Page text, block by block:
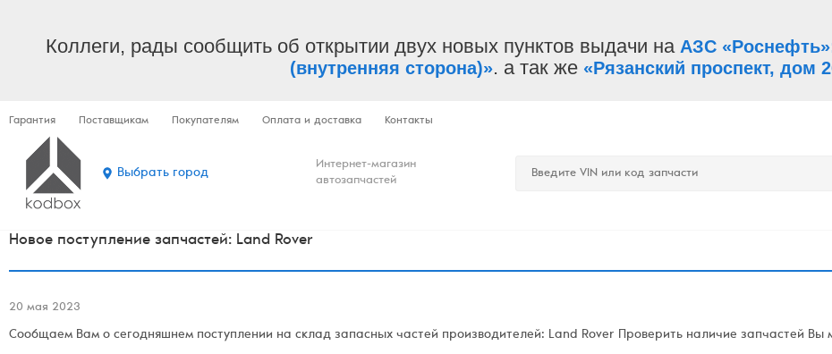
Коллеги, рады сообщить об открытии двух новых пунктов выдачи на АЗС
(внутренняя сторона)». а так же «Рязанский проспект, дом
Гарантия Поставщикам Покупателям Оплата и доставка Контакты
Выбрать город
Интернет-магазин
автозапчастей
Новое поступление запчастей: Land Rover
20 мая 2023
Сообщаем Вам о сегодняшнем поступлении на склад запасных частей производителей: Land Rover Проверить наличие запчастей Вы